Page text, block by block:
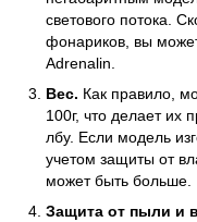
светового потока.
фонариков, вы
Adrenalin.
Вес. Как правило,
100г, что делает их
лбу. Если модель
учетом защиты от
может быть больше.
Защита от пыли и